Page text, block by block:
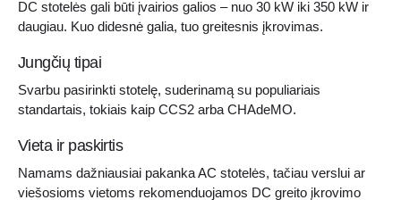
DC stotelės gali būti įvairios galios – nuo 30 kW iki 350 kW ir
daugiau. Kuo didesnė galia, tuo greitesnis įkrovimas.
Jungčių tipai
Svarbu pasirinkti stotelę, suderinamą su populiariais
standartais, tokiais kaip CCS2 arba CHAdeMO.
Vieta ir paskirtis
Namams dažniausiai pakanka AC stotelės, tačiau verslui ar
viešosioms vietoms rekomenduojamos DC greito įkrovimo